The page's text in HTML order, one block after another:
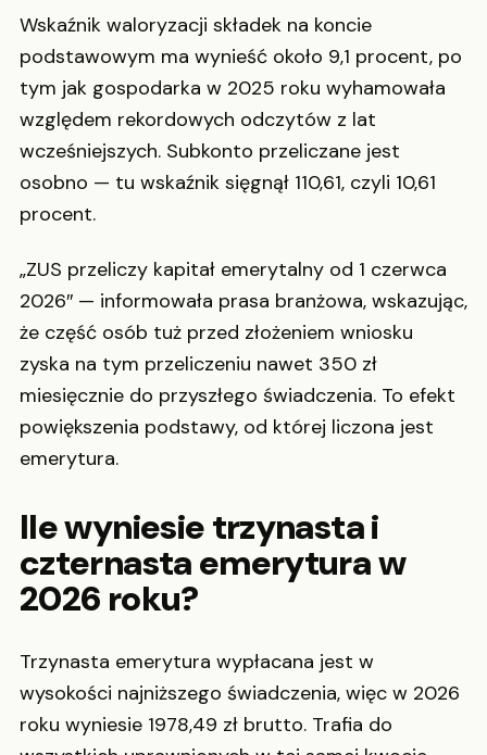
Wskaźnik waloryzacji składek na koncie
podstawowym ma wynieść około 9,1 procent, po
tym jak gospodarka w 2025 roku wyhamowała
względem rekordowych odczytów z lat
wcześniejszych. Subkonto przeliczane jest
osobno — tu wskaźnik sięgnął 110,61, czyli 10,61
procent.
„ZUS przeliczy kapitał emerytalny od 1 czerwca
2026″ — informowała prasa branżowa, wskazując,
że część osób tuż przed złożeniem wniosku
zyska na tym przeliczeniu nawet 350 zł
miesięcznie do przyszłego świadczenia. To efekt
powiększenia podstawy, od której liczona jest
emerytura.
Ile wyniesie trzynasta i
czternasta emerytura w
2026 roku?
Trzynasta emerytura wypłacana jest w
wysokości najniższego świadczenia, więc w 2026
roku wyniesie 1978,49 zł brutto. Trafia do